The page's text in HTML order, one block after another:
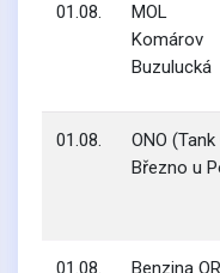
01.08.
MOL
Komárov
Buzulucká
01.08.
ONO (Tank
Březno u
01.08.
Benzina